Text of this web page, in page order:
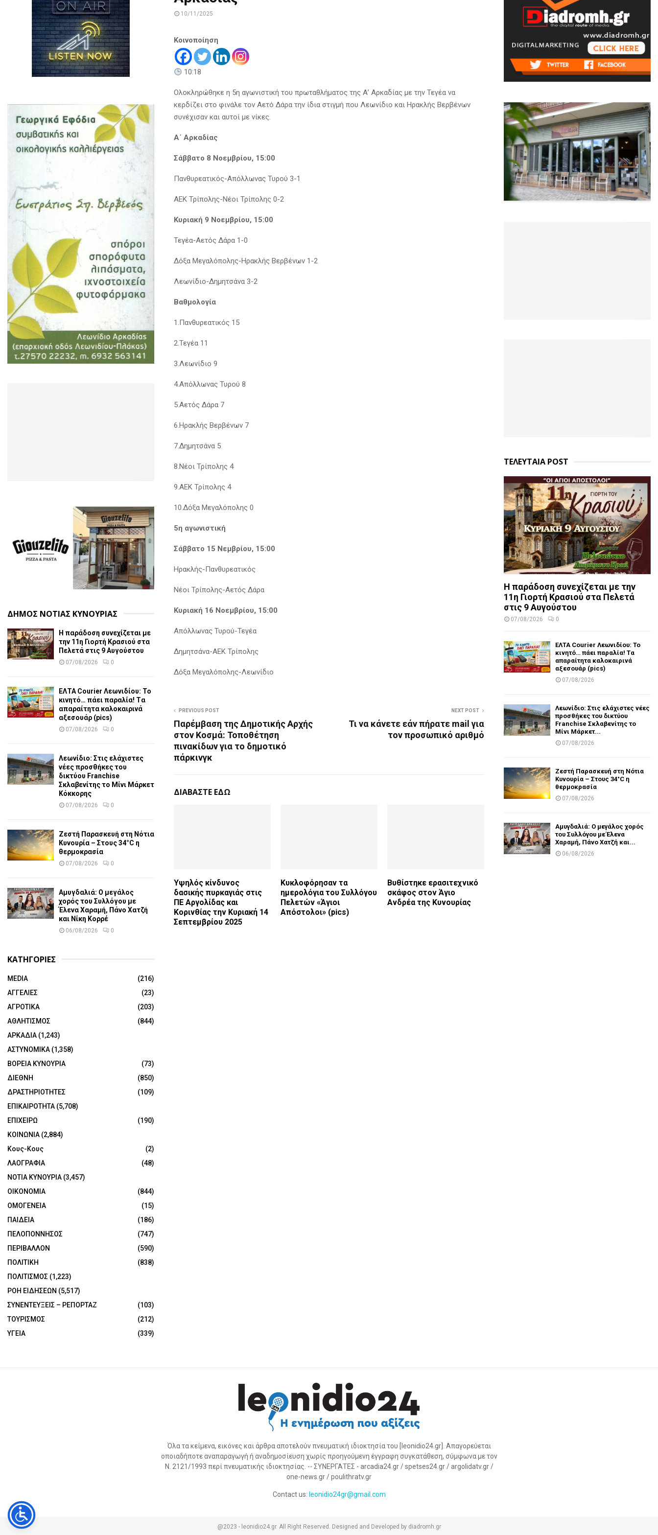
10/11/2025
Κοινοποίηση
10:18
Ολοκληρώθηκε η 5η αγωνιστική του πρωταθλήματος της Α’ Αρκαδίας με την Τεγέα να
κερδίζει στο φινάλε τον Αετό Δάρα την ίδια στιγμή που Λεωνίδιο και Ηρακλής Βερβένων
συνέχισαν και αυτοί με νίκες.
Α΄ Αρκαδίας
Σάββατο 8 Νοεμβρίου, 15:00
Πανθυρεατικός-Απόλλωνας Τυρού 3-1
ΑΕΚ Τρίπολης-Νέοι Τρίπολης 0-2
Κυριακή 9 Νοεμβρίου, 15:00
Τεγέα-Αετός Δάρα 1-0
Δόξα Μεγαλόπολης-Ηρακλής Βερβένων 1-2
Λεωνίδιο-Δημητσάνα 3-2
Βαθμολογία
1.Πανθυρεατικός 15
2.Τεγέα 11
3.Λεωνίδιο 9
4.Απόλλωνας Τυρού 8
5.Αετός Δάρα 7
6.Ηρακλής Βερβένων 7
7.Δημητσάνα 5
8.Νέοι Τρίπολης 4
9.ΑΕΚ Τρίπολης 4
10.Δόξα Μεγαλόπολης 0
5η αγωνιστική
Σάββατο 15 Νεμβρίου, 15:00
Ηρακλής-Πανθυρεατικός
Νέοι Τρίπολης-Αετός Δάρα
Κυριακή 16 Νοεμβρίου, 15:00
Απόλλωνας Τυρού-Τεγέα
Δημητσάνα-ΑΕΚ Τρίπολης
Δόξα Μεγαλόπολης-Λεωνίδιο
PREVIOUS POST
Παρέμβαση της Δημοτικής Αρχής
στον Κοσμά: Τοποθέτηση
πινακίδων για το δημοτικό
πάρκινγκ
NEXT POST
Τι να κάνετε εάν πήρατε mail για
τον προσωπικό αριθμό
ΔΙΑΒΑΣΤΕ ΕΔΩ
Υψηλός κίνδυνος
δασικής πυρκαγιάς στις
ΠΕ Αργολίδας και
Κορινθίας την Κυριακή 14
Σεπτεμβρίου 2025
Κυκλοφόρησαν τα
ημερολόγια του Συλλόγου
Πελετών «Άγιοι
Απόστολοι» (pics)
Βυθίστηκε ερασιτεχνικό
σκάφος στον Άγιο
Ανδρέα της Κυνουρίας
ΔΗΜΟΣ ΝΟΤΙΑΣ ΚΥΝΟΥΡΙΑΣ
Η παράδοση συνεχίζεται με
την 11η Γιορτή Κρασιού στα
Πελετά στις 9 Αυγούστου
07/08/2026 0
ΕΛΤΑ Courier Λεωνιδίου: Το
κινητό… πάει παραλία! Tα
απαραίτητα καλοκαιρινά
αξεσουάρ (pics)
07/08/2026 0
Λεωνίδιο: Στις ελάχιστες
νέες προσθήκες του
δικτύου Franchise
Σκλαβενίτης το Μίνι Μάρκετ
Κόκκορης
07/08/2026 0
Ζεστή Παρασκευή στη Νότια
Κυνουρία – Στους 34°C η
θερμοκρασία
07/08/2026 0
Αμυγδαλιά: Ο μεγάλος
χορός του Συλλόγου με
Έλενα Χαραμή, Πάνο Χατζή
και Νίκη Κορρέ
06/08/2026 0
ΚΑΤΗΓΟΡΙΕΣ
MEDIA
(216)
ΑΓΓΕΛΙΕΣ
(23)
ΑΓΡΟΤΙΚΑ
(203)
ΑΘΛΗΤΙΣΜΟΣ
(844)
ΑΡΚΑΔΙΑ (1,243)
ΑΣΤΥΝΟΜΙΚΑ (1,358)
ΒΟΡΕΙΑ ΚΥΝΟΥΡΙΑ
(73)
ΔΙΕΘΝΗ
(850)
ΔΡΑΣΤΗΡΙΟΤΗΤΕΣ
(109)
ΕΠΙΚΑΙΡΟΤΗΤΑ (5,708)
ΕΠΙΧΕΙΡΩ
(190)
ΚΟΙΝΩΝΙΑ (2,884)
Κους-Κους
(2)
ΛΑΟΓΡΑΦΙΑ
(48)
ΝΟΤΙΑ ΚΥΝΟΥΡΙΑ (3,457)
ΟΙΚΟΝΟΜΙΑ
(844)
ΟΜΟΓΕΝΕΙΑ
(15)
ΠΑΙΔΕΙΑ
(186)
ΠΕΛΟΠΟΝΝΗΣΟΣ
(747)
ΠΕΡΙΒΑΛΛΟΝ
(590)
ΠΟΛΙΤΙΚΗ
(838)
ΠΟΛΙΤΙΣΜΟΣ (1,223)
ΡΟΗ ΕΙΔΗΣΕΩΝ (5,517)
ΣΥΝΕΝΤΕΥΞΕΙΣ – ΡΕΠΟΡΤΑΖ
(103)
ΤΟΥΡΙΣΜΟΣ
(212)
ΥΓΕΙΑ
(339)
ΤΕΛΕΥΤΑΙΑ POST
Η παράδοση συνεχίζεται με την
11η Γιορτή Κρασιού στα Πελετά
στις 9 Αυγούστου
07/08/2026 0
ΕΛΤΑ Courier Λεωνιδίου: Το
κινητό… πάει παραλία! Tα
απαραίτητα καλοκαιρινά
αξεσουάρ (pics)
07/08/2026
Λεωνίδιο: Στις ελάχιστες νέες
προσθήκες του δικτύου
Franchise Σκλαβενίτης το
Μίνι Μάρκετ...
07/08/2026
Ζεστή Παρασκευή στη Νότια
Κυνουρία – Στους 34°C η
θερμοκρασία
07/08/2026
Αμυγδαλιά: Ο μεγάλος χορός
του Συλλόγου με Έλενα
Χαραμή, Πάνο Χατζή και...
06/08/2026
Όλα τα κείμενα, εικόνες και άρθρα αποτελούν πνευματική ιδιοκτησία του [leonidio24.gr]. Απαγορεύεται
οποιαδήποτε αναπαραγωγή ή αναδημοσίευση χωρίς προηγούμενη έγγραφη συγκατάθεση, σύμφωνα με τον
Ν. 2121/1993 περί πνευματικής ιδιοκτησίας. -- ΣΥΝΕΡΓΑΤΕΣ - arcadia24.gr / spetses24.gr / argolidatv.gr /
one-news.gr / poulithratv.gr
Contact us: leonidio24gr@gmail.com
@2023 - leonidio24.gr. All Right Reserved. Designed and Developed by diadromh.gr